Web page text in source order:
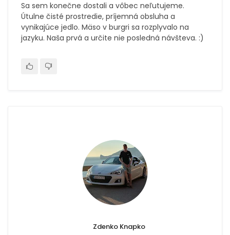
Sa sem konečne dostali a vôbec neľutujeme.
Útulne čisté prostredie, príjemná obsluha a
vynikajúce jedlo. Mäso v burgri sa rozplyvalo na
jazyku. Naša prvá a určite nie posledná návšteva. :)
Zdenko Knapko